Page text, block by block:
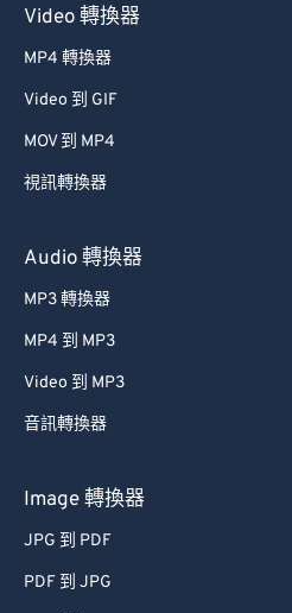
Video 轉換器
MP4 轉換器
Video 到 GIF
MOV 到 MP4
視訊轉換器
Audio 轉換器
MP3 轉換器
MP4 到 MP3
Video 到 MP3
音訊轉換器
Image 轉換器
JPG 到 PDF
PDF 到 JPG